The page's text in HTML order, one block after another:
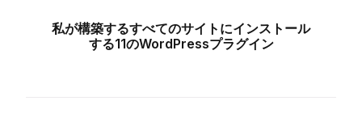
私が構築するすべてのサイトにインストール
する11のWordPressプラグイン